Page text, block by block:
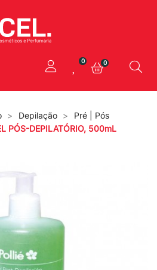
0 0
Depilação
Pré | Pós
PÓS-DEPILATÓRIO, 500mL